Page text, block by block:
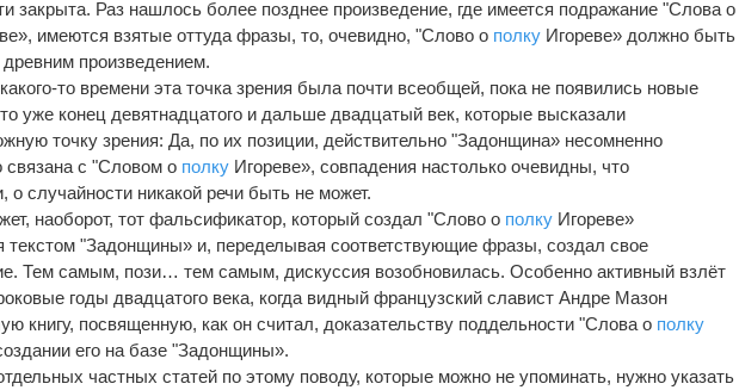
закрыта. Раз нашлось более позднее произведение, где имеется подражание "Слова о
имеются взятые оттуда фразы, то, очевидно, "Слово о полку Игореве» должно быть
произведением.
то времени эта точка зрения была почти всеобщей, пока не появились новые
уже конец девятнадцатого и дальше двадцатый век, которые высказали
точку зрения: Да, по их позиции, действительно "Задонщина» несомненно
связана с "Словом о полку Игореве», совпадения настолько очевидны, что
о случайности никакой речи быть не может.
наоборот, тот фальсификатор, который создал "Слово о полку Игореве»
текстом "Задонщины» и, переделывая соответствующие фразы, создал свое
Тем самым, пози… тем самым, дискуссия возобновилась. Особенно активный взлёт
годы двадцатого века, когда видный французский славист Андре Мазон
книгу, посвященную, как он считал, доказательству поддельности "Слова о полку
его на базе "Задонщины».
частных статей по этому поводу, которые можно не упоминать, нужно указать